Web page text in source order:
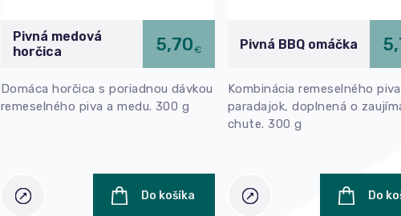
Pivná medová
horčica
5,70€
Domáca horčica s poriadnou dávkou
remeselného piva a medu. 300 g
Do košíka
Pivná BBQ omáčka
Kombinácia remeselného
paradajok, doplnená o
chute. 300 g
Do